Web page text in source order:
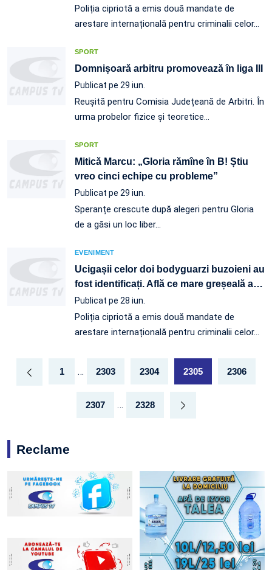
Poliția cipriotă a emis două mandate de
arestare internațională pentru criminalii celor…
SPORT
Domnișoară arbitru promovează în liga III
Publicat pe 29 iun.
Reușită pentru Comisia Județeană de Arbitri. În
urma probelor fizice și teoretice…
SPORT
Mitică Marcu: „Gloria rămîne în B! Știu
vreo cinci echipe cu probleme”
Publicat pe 29 iun.
Speranțe crescute după alegeri pentru Gloria
de a găsi un loc liber…
EVENIMENT
Ucigașii celor doi bodyguarzi buzoieni au
fost identificați. Află ce mare greșeală a…
Publicat pe 28 iun.
Poliția cipriotă a emis două mandate de
arestare internațională pentru criminalii celor…
1 … 2303 2304 2305 2306
2307 … 2328
Reclame